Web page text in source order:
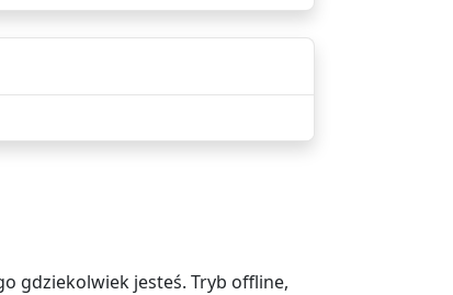
gdziekolwiek jesteś. Tryb offline,